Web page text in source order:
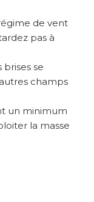
de vent
pas à
se
champs
un minimum
la masse